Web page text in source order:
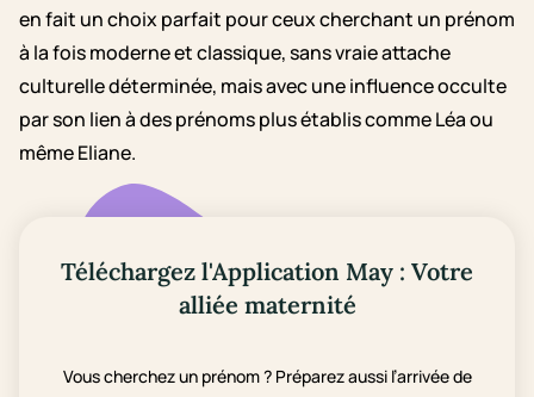
en fait un choix parfait pour ceux cherchant un prénom
à la fois moderne et classique, sans vraie attache
culturelle déterminée, mais avec une influence occulte
par son lien à des prénoms plus établis comme Léa ou
même Eliane.
Téléchargez l'Application May : Votre
alliée maternité
Vous cherchez un prénom ? Préparez aussi l’arrivée de